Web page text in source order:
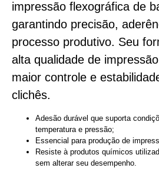
impressão flexográfica de
garantindo precisão,
processo produtivo. Seu
alta qualidade de
maior controle e
clichês.
Adesão durável que suporta
temperatura e pressão;
Essencial para produção de
Resiste à produtos químicos
sem alterar seu desempenho.